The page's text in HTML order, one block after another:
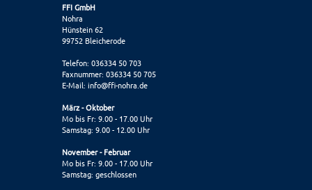
FFI GmbH
Nohra
Hünstein 62
99752 Bleicherode
Telefon: 036334 50 703
Faxnummer: 036334 50 705
E-Mail: info@ffi-nohra.de
März - Oktober
Mo bis Fr: 9.00 - 17.00 Uhr
Samstag: 9.00 - 12.00 Uhr
November - Februar
Mo bis Fr: 9.00 - 17.00 Uhr
Samstag: geschlossen